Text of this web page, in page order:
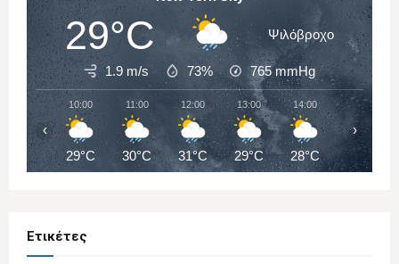
29°C Ψιλόβροχο
1.9 m/s 73% 765mmHg
10:00
29°C
11:00
30°C
12:00
31°C
13:00
29°C
14:00
28°C
15:00
30°C
‹ ›
Ετικέτες